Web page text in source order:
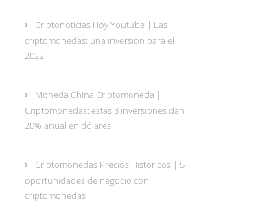
Criptonoticias Hoy Youtube | Las
criptomonedas: una inversión para el
2022
Moneda China Criptomoneda |
Criptomonedas: estas 3 inversiones dan
20% anual en dólares
Criptomonedas Precios Historicos | 5
oportunidades de negocio con
criptomonedas